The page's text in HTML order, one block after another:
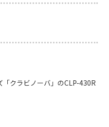
クラビノーバ」のCLP-430R